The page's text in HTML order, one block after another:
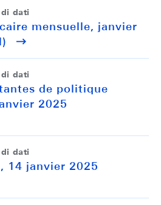
dati
mensuelle, janvier
dati
de politique
2025
dati
14 janvier 2025